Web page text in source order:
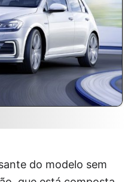
do modelo sem